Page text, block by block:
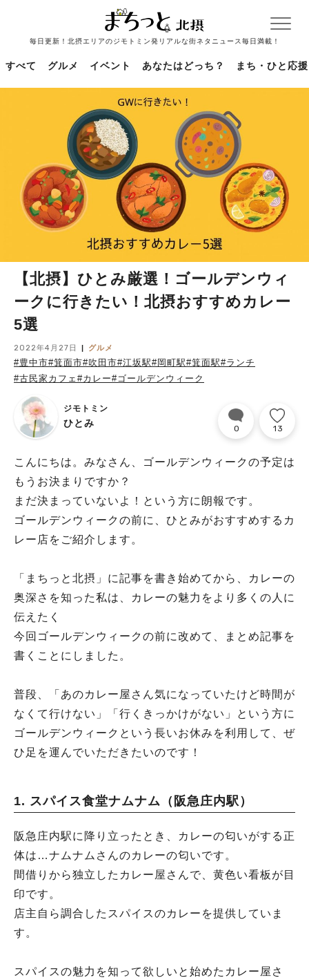
毎日更新！北摂エリアのジモトミン発リアルな街ネタニュース毎日満載！
すべて グルメ イベント あなたはどっち？ まち・ひと応援
【北摂】ひとみ厳選！ゴールデンウィ
ークに行きたい！北摂おすすめカレー
5選
2022年4月27日 グルメ
#豊中市#箕面市#吹田市#江坂駅#岡町駅#箕面駅#ランチ
#古民家カフェ #カレー#ゴールデンウィーク
ジモトミン
ひとみ 0 13
こんにちは。みなさん、ゴールデンウィークの予定は
もうお決まりですか？
まだ決まっていないよ！という方に朗報です。
ゴールデンウィークの前に、ひとみがおすすめするカ
レー店をご紹介します。
「まちっと北摂」に記事を書き始めてから、カレーの
奥深さを知った私は、カレーの魅力をより多くの人に
伝えたく
今回ゴールデンウィークの前に改めて、まとめ記事を
書くことにしました。
普段、「あのカレー屋さん気になっていたけど時間が
なくて行けない」「行くきっかけがない」という方に
ゴールデンウィークという長いお休みを利用して、ぜ
ひ足を運んでいただきたいのです！
1. スパイス食堂ナムナム（阪急庄内駅）
阪急庄内駅に降り立ったとき、カレーの匂いがする正
体は…ナムナムさんのカレーの匂いです。
間借りから独立したカレー屋さんで、黄色い看板が目
印です。
店主自ら調合したスパイスのカレーを提供していま
す。
スパイスの魅力を知って欲しいと始めたカレー屋さ